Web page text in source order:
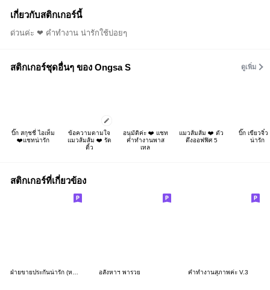
เกี่ยวกับสติกเกอร์นี้
ด่วนค่ะ ❤ คำทำงาน น่ารักใช้บ่อยๆ
สติกเกอร์ชุดอื่นๆ ของ Ongsa S ดูเพิ่ม
บิ๊ก สกุชชี่ ไอเท็ม
❤️แชทน่ารัก
ข้อความตามใจ
แมวส้มส้ม ❤️ รัด
ติ้ว
อนุมัติค่ะ ❤️ แชท
คำทำงานพาส
เทล
แมวส้มส้ม ❤️ ตัว
ตึงออฟฟิศ 5
บิ๊ก เขียวจิ๋
น่ารัก
สติกเกอร์ที่เกี่ยวข้อง
ฝ่ายขายประกันน่ารัก (หญิง) ชุดที่ 1 อสังหาฯ พารวย คำทำงานสุภาพค่ะ V.3